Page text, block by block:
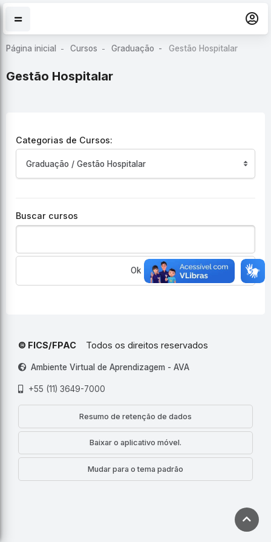
Ir para o conteúdo principal
Página inicial Cursos Graduação Gestão Hospitalar
Gestão Hospitalar
Categorias de Cursos:
Buscar cursos
Ok
© FICS/FPAC Todos os direitos reservados
Ambiente Virtual de Aprendizagem - AVA
+55 (11) 3649-7000
Resumo de retenção de dados
Baixar o aplicativo móvel.
Mudar para o tema padrão